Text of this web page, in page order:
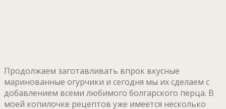
Продолжаем заготавливать впрок вкусные
маринованные огурчики и сегодня мы их сделаем с
добавлением всеми любимого болгарского перца. В
моей копилочке рецептов уже имеется несколько